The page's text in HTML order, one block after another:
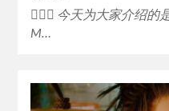
💁🏻‍♂️ 今天为大家介绍
M…